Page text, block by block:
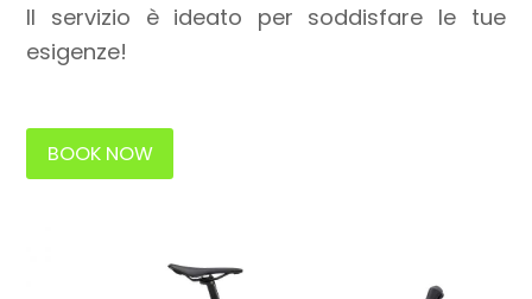
Il servizio è ideato per soddisfare le tue
esigenze!
BOOK NOW